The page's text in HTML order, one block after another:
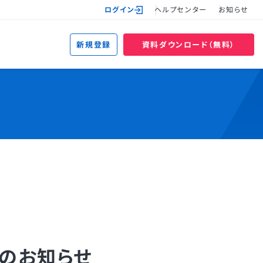
ログイン ヘルプセンター お知らせ
新規登録 資料ダウンロード（無料）
お知らせ